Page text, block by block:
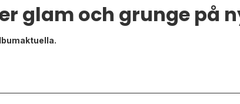
glam och grunge på